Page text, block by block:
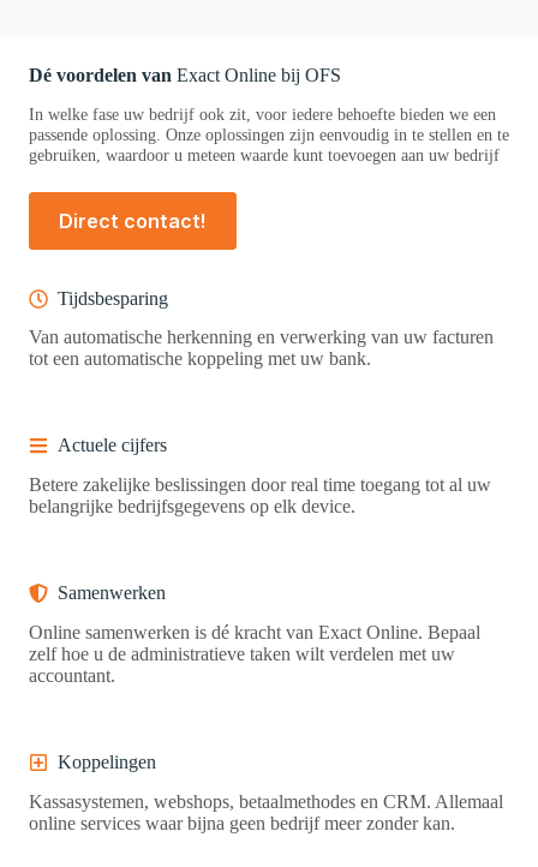
Dé voordelen van Exact Online bij OFS
In welke fase uw bedrijf ook zit, voor iedere behoefte bieden we een
passende oplossing. Onze oplossingen zijn eenvoudig in te stellen en te
gebruiken, waardoor u meteen waarde kunt toevoegen aan uw bedrijf
Direct contact!
Tijdsbesparing
Van automatische herkenning en verwerking van uw facturen
tot een automatische koppeling met uw bank.
Actuele cijfers
Betere zakelijke beslissingen door real time toegang tot al uw
belangrijke bedrijfsgegevens op elk device.
Samenwerken
Online samenwerken is dé kracht van Exact Online. Bepaal
zelf hoe u de administratieve taken wilt verdelen met uw
accountant.
Koppelingen
Kassasystemen, webshops, betaalmethodes en CRM. Allemaal
online services waar bijna geen bedrijf meer zonder kan.